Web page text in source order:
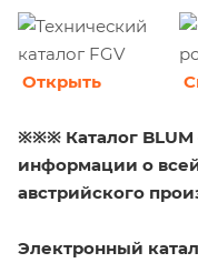
Открыть
※※※ Каталог
информации о
австрийского
Электронный